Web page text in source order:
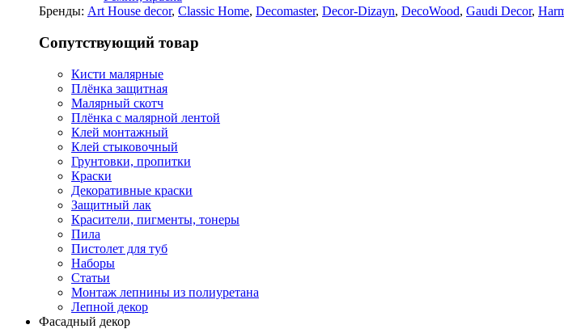
Бренды: Art House decor, Classic Home, Decomaster, Decor-Dizayn, DecoWood, Gaudi Decor,
Сопутствующий товар
Кисти малярные
Плёнка защитная
Малярный скотч
Плёнка с малярной лентой
Клей монтажный
Клей стыковочный
Грунтовки, пропитки
Краски
Декоративные краски
Защитный лак
Красители, пигменты, тонеры
Пила
Пистолет для туб
Наборы
Статьи
Монтаж лепнины из полиуретана
Лепной декор
Фасадный декор